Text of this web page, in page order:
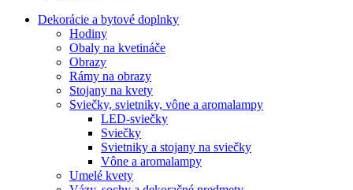
Dekorácie a bytové doplnky
Hodiny
Obaly na kvetináče
Obrazy
Rámy na obrazy
Stojany na kvety
Sviečky, svietniky, vône a aromalampy
LED-sviečky
Sviečky
Svietniky a stojany na sviečky
Vône a aromalampy
Umelé kvety